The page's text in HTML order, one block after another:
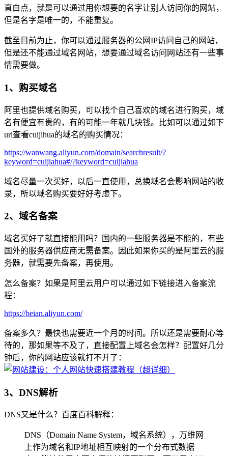
直白点，就是可以通过用你想要的名字让别人访问你的网站，
但是名字是唯一的，不能重复。
截至目前为止，你可以通过服务器的公网IP访问自己的网站，
但是还不能通过域名网站，想要通过域名访问网站还有一些事
情需要做。
1、购买域名
阿里也提供域名购买，可以找个自己喜欢的域名进行购买，域
名有便宜有贵的，有的可能一年就几块钱。比如可以通过如下
url查看cuijihua的域名的购买情况：
https://wanwang.aliyun.com/domain/searchresult/?
keyword=cuijiahua#/?keyword=cuijiahua
域名尽量一次买好，以后一直使用，总换域名会影响网站的收
录，所以域名购买要好好考虑下。
2、域名备案
域名买好了就直接能用吗？国内的一些服务器是不能的，有些
国外的服务器供应商无需备案。因此如果你买的是阿里云的服
务器，就需要先备案，再使用。
怎么备案？如果是阿里云用户可以通过如下链接进入备案流
程：
https://beian.aliyun.com/
备案多久？最快也需要近一个月的时间。所以还是需要耐心等
待的，那如果等不及了，直接配置上域名会怎样？配置好几分
钟后，你的网站应该就打不开了：
3、DNS解析
DNS又是什么？百度百科解释：
DNS（Domain Name System，域名系统），万维网
上作为域名和IP地址相互映射的一个分布式数据